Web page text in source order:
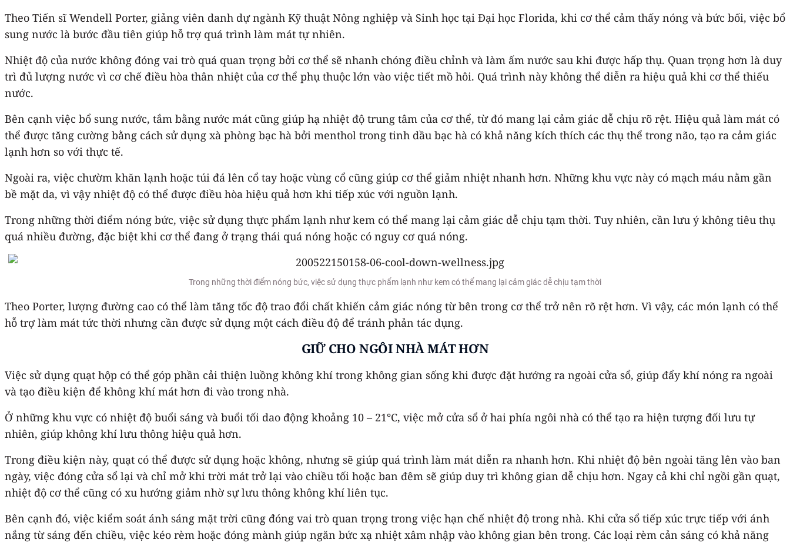
Theo Tiến sĩ Wendell Porter, giảng viên danh dự ngành Kỹ thuật Nông nghiệp và Sinh học tại Đại học Florida, khi cơ thể cảm thấy nóng và bức bối, việc bổ
sung nước là bước đầu tiên giúp hỗ trợ quá trình làm mát tự nhiên.
Nhiệt độ của nước không đóng vai trò quá quan trọng bởi cơ thể sẽ nhanh chóng điều chỉnh và làm ấm nước sau khi được hấp thụ. Quan trọng hơn là duy
trì đủ lượng nước vì cơ chế điều hòa thân nhiệt của cơ thể phụ thuộc lớn vào việc tiết mồ hôi. Quá trình này không thể diễn ra hiệu quả khi cơ thể thiếu
nước.
Bên cạnh việc bổ sung nước, tắm bằng nước mát cũng giúp hạ nhiệt độ trung tâm của cơ thể, từ đó mang lại cảm giác dễ chịu rõ rệt. Hiệu quả làm mát có
thể được tăng cường bằng cách sử dụng xà phòng bạc hà bởi menthol trong tinh dầu bạc hà có khả năng kích thích các thụ thể trong não, tạo ra cảm giác
lạnh hơn so với thực tế.
Ngoài ra, việc chườm khăn lạnh hoặc túi đá lên cổ tay hoặc vùng cổ cũng giúp cơ thể giảm nhiệt nhanh hơn. Những khu vực này có mạch máu nằm gần
bề mặt da, vì vậy nhiệt độ có thể được điều hòa hiệu quả hơn khi tiếp xúc với nguồn lạnh.
Trong những thời điểm nóng bức, việc sử dụng thực phẩm lạnh như kem có thể mang lại cảm giác dễ chịu tạm thời. Tuy nhiên, cần lưu ý không tiêu thụ
quá nhiều đường, đặc biệt khi cơ thể đang ở trạng thái quá nóng hoặc có nguy cơ quá nóng.
Trong những thời điểm nóng bức, việc sử dụng thực phẩm lạnh như kem có thể mang lại cảm giác dễ chịu tạm thời
Theo Porter, lượng đường cao có thể làm tăng tốc độ trao đổi chất khiến cảm giác nóng từ bên trong cơ thể trở nên rõ rệt hơn. Vì vậy, các món lạnh có thể
hỗ trợ làm mát tức thời nhưng cần được sử dụng một cách điều độ để tránh phản tác dụng.
GIỮ CHO NGÔI NHÀ MÁT HƠN
Việc sử dụng quạt hộp có thể góp phần cải thiện luồng không khí trong không gian sống khi được đặt hướng ra ngoài cửa sổ, giúp đẩy khí nóng ra ngoài
và tạo điều kiện để không khí mát hơn đi vào trong nhà.
Ở những khu vực có nhiệt độ buổi sáng và buổi tối dao động khoảng 10 – 21°C, việc mở cửa sổ ở hai phía ngôi nhà có thể tạo ra hiện tượng đối lưu tự
nhiên, giúp không khí lưu thông hiệu quả hơn.
Trong điều kiện này, quạt có thể được sử dụng hoặc không, nhưng sẽ giúp quá trình làm mát diễn ra nhanh hơn. Khi nhiệt độ bên ngoài tăng lên vào ban
ngày, việc đóng cửa sổ lại và chỉ mở khi trời mát trở lại vào chiều tối hoặc ban đêm sẽ giúp duy trì không gian dễ chịu hơn. Ngay cả khi chỉ ngồi gần quạt,
nhiệt độ cơ thể cũng có xu hướng giảm nhờ sự lưu thông không khí liên tục.
Bên cạnh đó, việc kiểm soát ánh sáng mặt trời cũng đóng vai trò quan trọng trong việc hạn chế nhiệt độ trong nhà. Khi cửa sổ tiếp xúc trực tiếp với ánh
nắng từ sáng đến chiều, việc kéo rèm hoặc đóng mành giúp ngăn bức xạ nhiệt xâm nhập vào không gian bên trong. Các loại rèm cản sáng có khả năng